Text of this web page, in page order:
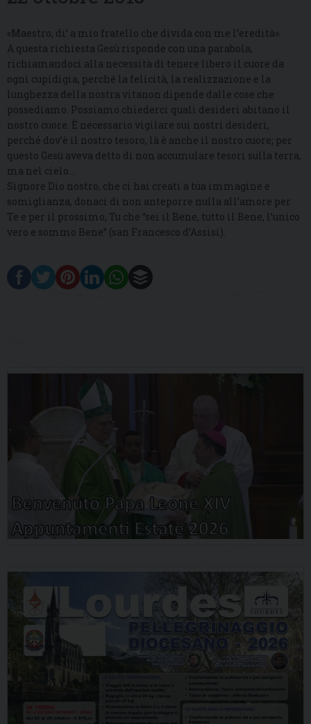
«Maestro, di’ a mio fratello che divida con me l’eredità».
A questa richiesta Gesù risponde con una parabola,
richiamandoci alla necessità di tenere libero il cuore da
ogni cupidigia, perché la felicità, la realizzazione e la
lunghezza della nostra vitanon dipende dalle cose che
possediamo. Possiamo chiederci quali desideri abitano il
nostro cuore. È necessario vigilare sui nostri desideri,
perché dov’è il nostro tesoro, là è anche il nostro cuore; per
questo Gesù aveva detto di non accumulare tesori sulla terra,
ma nel cielo…
Signore Dio nostro, che ci hai creati a tua immagine e
somiglianza, donaci di non anteporre nulla all’amore per
Te e per il prossimo, Tu che “sei il Bene, tutto il Bene, l’unico
vero e sommo Bene” (san Francesco d’Assisi).